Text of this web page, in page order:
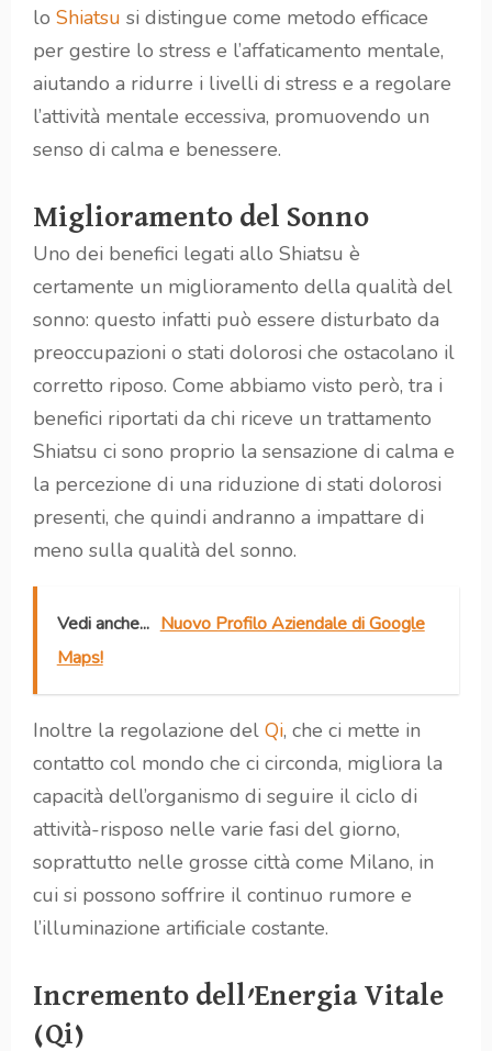
lo Shiatsu si distingue come metodo efficace
per gestire lo stress e l’affaticamento mentale,
aiutando a ridurre i livelli di stress e a regolare
l’attività mentale eccessiva, promuovendo un
senso di calma e benessere.
Miglioramento del Sonno
Uno dei benefici legati allo Shiatsu è
certamente un miglioramento della qualità del
sonno: questo infatti può essere disturbato da
preoccupazioni o stati dolorosi che ostacolano il
corretto riposo. Come abbiamo visto però, tra i
benefici riportati da chi riceve un trattamento
Shiatsu ci sono proprio la sensazione di calma e
la percezione di una riduzione di stati dolorosi
presenti, che quindi andranno a impattare di
meno sulla qualità del sonno.
Vedi anche... Nuovo Profilo Aziendale di Google
Maps!
Inoltre la regolazione del Qi, che ci mette in
contatto col mondo che ci circonda, migliora la
capacità dell’organismo di seguire il ciclo di
attività-risposo nelle varie fasi del giorno,
soprattutto nelle grosse città come Milano, in
cui si possono soffrire il continuo rumore e
l’illuminazione artificiale costante.
Incremento dell’Energia Vitale
(Qi)